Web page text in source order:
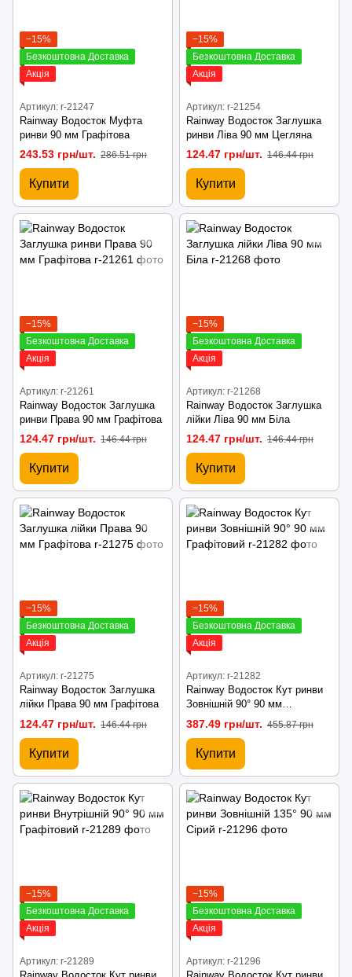
−15%
Безкоштовна Доставка
Акція
Артикул: r-21247
Rainway Водосток Муфта
ринви 90 мм Графітова
243.53 грн/шт. 286.51 грн
Купити
−15%
Безкоштовна Доставка
Акція
Артикул: r-21254
Rainway Водосток Заглушка
ринви Ліва 90 мм Цегляна
124.47 грн/шт. 146.44 грн
Купити
−15%
Безкоштовна Доставка
Акція
Артикул: r-21261
Rainway Водосток Заглушка
ринви Права 90 мм Графітова
124.47 грн/шт. 146.44 грн
Купити
−15%
Безкоштовна Доставка
Акція
Артикул: r-21268
Rainway Водосток Заглушка
лійки Ліва 90 мм Біла
124.47 грн/шт. 146.44 грн
Купити
−15%
Безкоштовна Доставка
Акція
Артикул: r-21275
Rainway Водосток Заглушка
лійки Права 90 мм Графітова
124.47 грн/шт. 146.44 грн
Купити
−15%
Безкоштовна Доставка
Акція
Артикул: r-21282
Rainway Водосток Кут ринви
Зовнішній 90° 90 мм
Графітовий
387.49 грн/шт. 455.87 грн
Купити
−15%
Безкоштовна Доставка
Акція
Артикул: r-21289
Rainway Водосток Кут ринви
−15%
Безкоштовна Доставка
Акція
Артикул: r-21296
Rainway Водосток Кут ринви